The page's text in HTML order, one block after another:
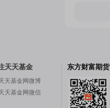
天天基金
天基金网微博
天基金网微信
东方财富期货